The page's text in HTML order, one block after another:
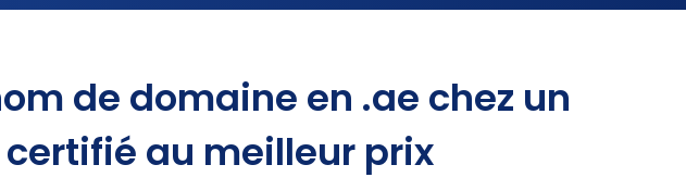
de domaine en .ae chez un
au meilleur prix